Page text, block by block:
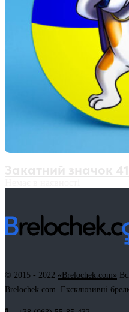
© 2015 - 2022 «Brelochek.com»
Brelochek.com. Ексклюзивні